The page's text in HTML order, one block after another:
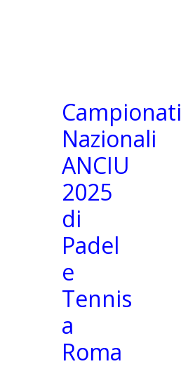
Campionati
Nazionali
ANCIU
2025
di
Padel
e
Tennis
a
Roma